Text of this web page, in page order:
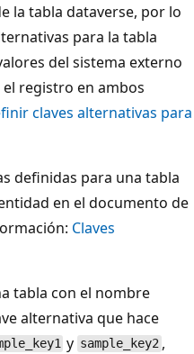
la tabla dataverse, por lo
para la tabla
del sistema externo
registro en ambos
claves alternativas para
definidas para una tabla
en el documento de
Claves
tabla con el nombre
alternativa que hace
y sample_key2 ,